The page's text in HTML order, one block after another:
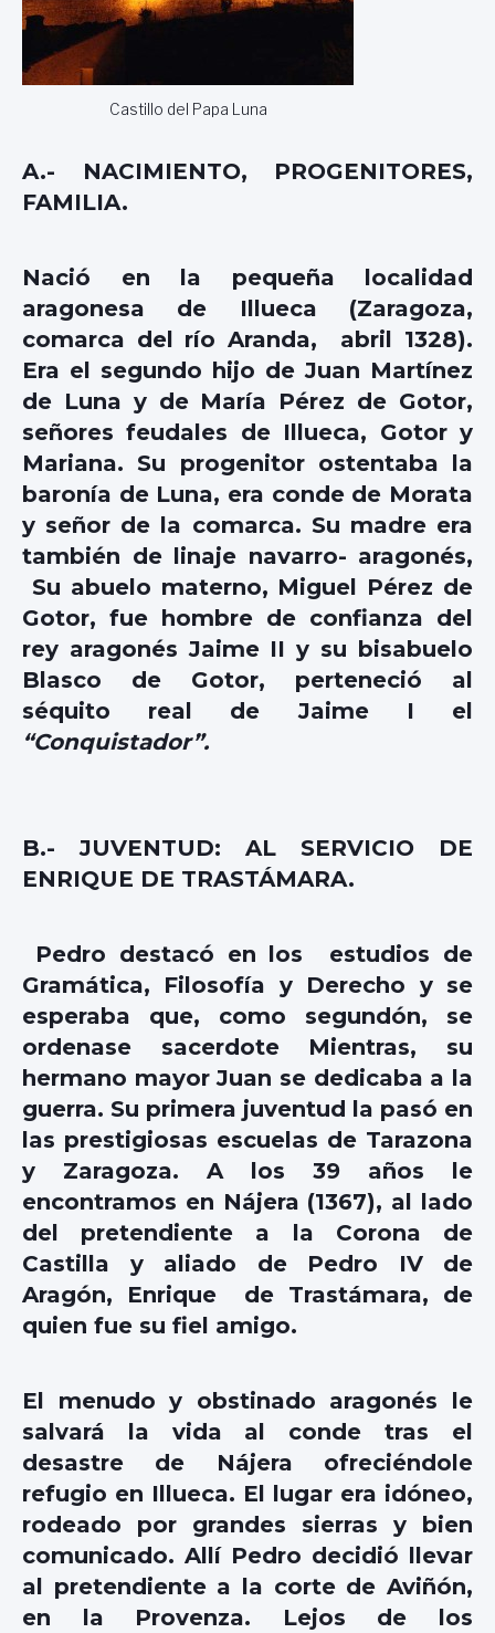
Castillo del Papa Luna
A.- NACIMIENTO, PROGENITORES,
FAMILIA.
Nació en la pequeña localidad
aragonesa de Illueca (Zaragoza,
comarca del río Aranda, abril 1328).
Era el segundo hijo de Juan Martínez
de Luna y de María Pérez de Gotor,
señores feudales de Illueca, Gotor y
Mariana. Su progenitor ostentaba la
baronía de Luna, era conde de Morata
y señor de la comarca. Su madre era
también de linaje navarro- aragonés,
Su abuelo materno, Miguel Pérez de
Gotor, fue hombre de confianza del
rey aragonés Jaime II y su bisabuelo
Blasco de Gotor, perteneció al
séquito real de Jaime I el
“Conquistador”.
B.- JUVENTUD: AL SERVICIO DE
ENRIQUE DE TRASTÁMARA.
Pedro destacó en los estudios de
Gramática, Filosofía y Derecho y se
esperaba que, como segundón, se
ordenase sacerdote Mientras, su
hermano mayor Juan se dedicaba a la
guerra. Su primera juventud la pasó en
las prestigiosas escuelas de Tarazona
y Zaragoza. A los 39 años le
encontramos en Nájera (1367), al lado
del pretendiente a la Corona de
Castilla y aliado de Pedro IV de
Aragón, Enrique de Trastámara, de
quien fue su fiel amigo.
El menudo y obstinado aragonés le
salvará la vida al conde tras el
desastre de Nájera ofreciéndole
refugio en Illueca. El lugar era idóneo,
rodeado por grandes sierras y bien
comunicado. Allí Pedro decidió llevar
al pretendiente a la corte de Aviñón,
en la Provenza. Lejos de los